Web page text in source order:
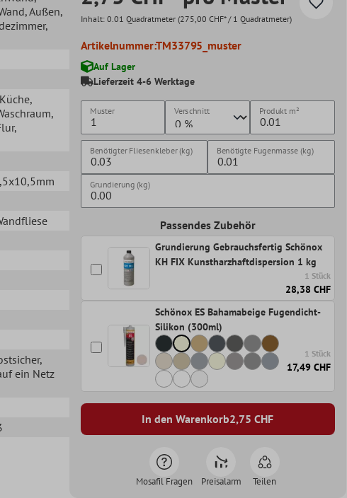
, Außen,
,
,
,
,
,
ein Netz
Inhalt: 0.01 Quadratmeter (275,00 CHF* / 1 Quadratmeter)
Artikelnummer:TM33795_muster
Auf Lager
Lieferzeit 4-6 Werktage
Muster Verschnitt Produkt m²
Benötigter Fliesenkleber (kg) Benötigte Fugenmasse (kg)
Grundierung (kg)
Passendes Zubehör
Grundierung Gebrauchsfertig Schönox
KH FIX Kunstharzhaftdispersion 1 kg
1 Stück
28,38 CHF
Schönox ES Bahamabeige Fugendicht-
Silikon (300ml)
1 Stück
17,49 CHF
In den Warenkorb2,75 CHF
Mosafil Fragen Preisalarm Teilen